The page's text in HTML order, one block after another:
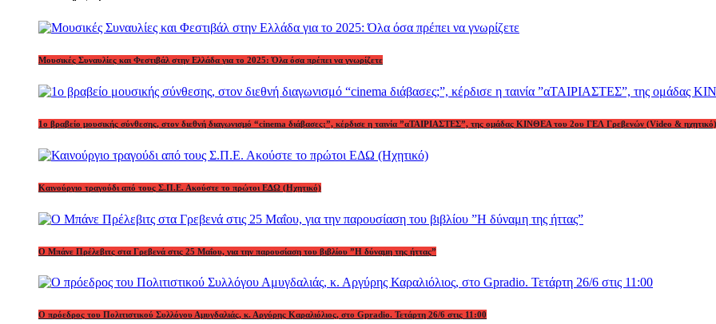
Μουσικές Συναυλίες και Φεστιβάλ στην Ελλάδα για το 2025: Όλα όσα πρέπει να γνωρίζετε
1o βραβείο μουσικής σύνθεσης, στον διεθνή διαγωνισμό “cinema διάβασες;”, κέρδισε η ταινία ”αΤΑΙΡΙΑΣΤΕΣ”, της ομάδας ΚΙΝΘΕΑ του 2ου ΓΕΛ Γρεβενών (Video & ηχητικό)
Καινούργιο τραγούδι από τους Σ.Π.Ε. Ακούστε το πρώτοι ΕΔΩ (Ηχητικό)
Ο Μπάνε Πρέλεβιτς στα Γρεβενά στις 25 Μαΐου, για την παρουσίαση του βιβλίου ”Η δύναμη της ήττας”
Ο πρόεδρος του Πολιτιστικού Συλλόγου Αμυγδαλιάς, κ. Αργύρης Καραλιόλιος, στο Gpradio. Τετάρτη 26/6 στις 11:00